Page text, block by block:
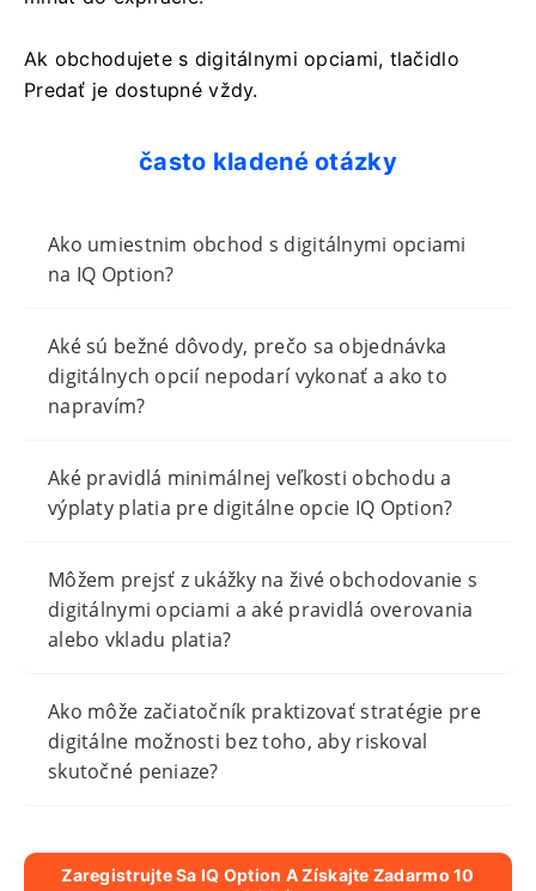
Ak obchodujete s digitálnymi opciami, tlačidlo
Predať je dostupné vždy.
často kladené otázky
Ako umiestnim obchod s digitálnymi opciami
na IQ Option?
Aké sú bežné dôvody, prečo sa objednávka
digitálnych opcií nepodarí vykonať a ako to
napravím?
Aké pravidlá minimálnej veľkosti obchodu a
výplaty platia pre digitálne opcie IQ Option?
Môžem prejsť z ukážky na živé obchodovanie s
digitálnymi opciami a aké pravidlá overovania
alebo vkladu platia?
Ako môže začiatočník praktizovať stratégie pre
digitálne možnosti bez toho, aby riskoval
skutočné peniaze?
Zaregistrujte Sa IQ Option A Získajte Zadarmo 10